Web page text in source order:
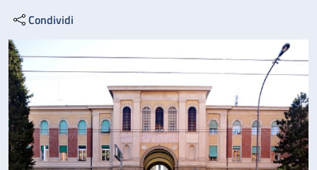
Condividi